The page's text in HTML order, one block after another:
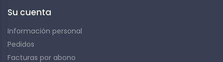
Su cuenta
Información personal
Pedidos
Facturas por abono